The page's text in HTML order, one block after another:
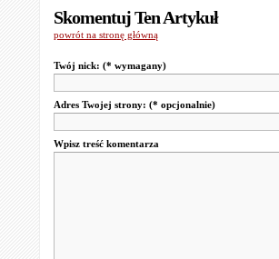
Skomentuj Ten Artykuł
powrót na stronę główną
Twój nick: (* wymagany)
Adres Twojej strony: (* opcjonalnie)
Wpisz treść komentarza